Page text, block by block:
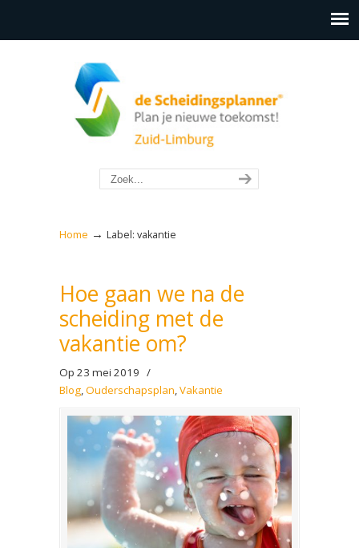
Home → Label: vakantie
Hoe gaan we na de
scheiding met de
vakantie om?
Op 23 mei 2019 /
Blog,Ouderschapsplan,Vakantie